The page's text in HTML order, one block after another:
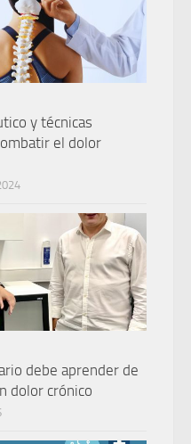
y técnicas
el dolor
debe aprender de
dolor crónico